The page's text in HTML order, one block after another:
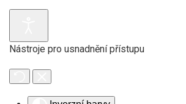
Nástroje pro usnadnění přístupu